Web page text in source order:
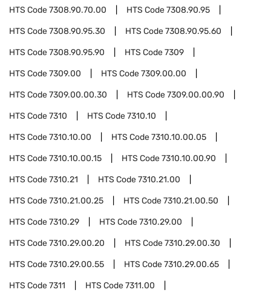
HTS Code7308.90.70.00 HTS Code7308.90.95
HTS Code7308.90.95.30 HTS Code7308.90.95.60
HTS Code7308.90.95.90 HTS Code7309
HTS Code7309.00 HTS Code7309.00.00
HTS Code7309.00.00.30 HTS Code7309.00.00.90
HTS Code7310 HTS Code7310.10
HTS Code7310.10.00 HTS Code7310.10.00.05
HTS Code7310.10.00.15 HTS Code7310.10.00.90
HTS Code7310.21 HTS Code7310.21.00
HTS Code7310.21.00.25 HTS Code7310.21.00.50
HTS Code7310.29 HTS Code7310.29.00
HTS Code7310.29.00.20 HTS Code7310.29.00.30
HTS Code7310.29.00.55 HTS Code7310.29.00.65
HTS Code7311 HTS Code7311.00